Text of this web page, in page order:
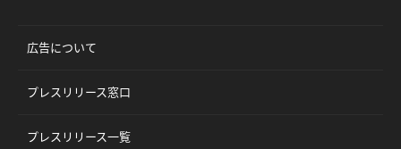
広告について
プレスリリース窓口
プレスリリース一覧